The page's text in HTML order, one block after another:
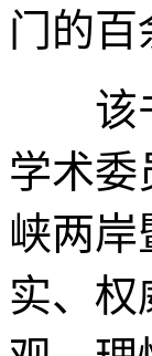
门的百
该书
学术委
峡两岸
实、权